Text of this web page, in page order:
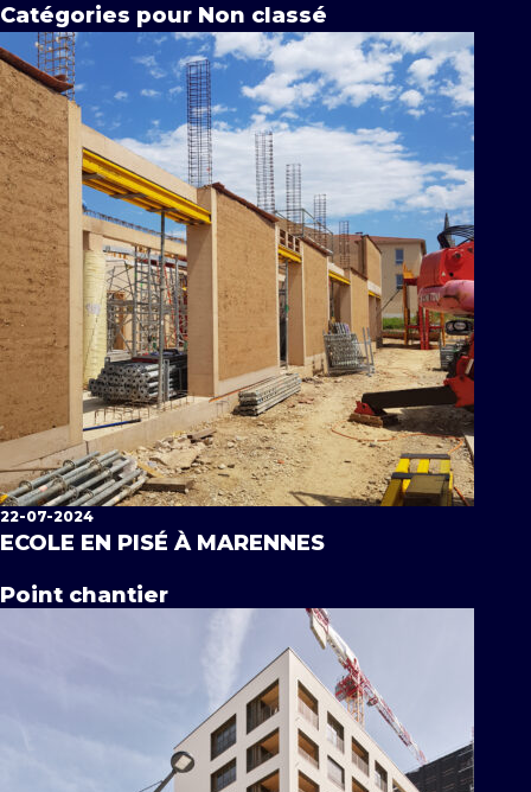
Catégories pour Non classé
22-07-2024
ECOLE EN PISÉ À MARENNES
Point chantier